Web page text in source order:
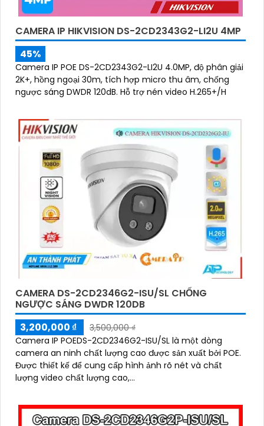
CAMERA IP HIKVISION DS-2CD2343G2-LI2U 4MP
45%
Camera IP POE DS-2CD2343G2-LI2U 4.0MP, độ phân giải
2K+, hồng ngoại 30m, tích hợp micro thu âm, chống
ngược sáng DWDR 120dB. Hỗ trợ nén video H.265+/H
CAMERA DS-2CD2346G2-ISU/SL CHỐNG
NGƯỢC SÁNG DWDR 120DB
3,200,000 ₫
3,500,000 ₫
Camera IP POEDS-2CD2346G2-ISU/SL là một dòng
camera an ninh chất lượng cao được sản xuất bởi POE.
Được thiết kế để cung cấp hình ảnh rõ nét và chất
lượng video chất lượng cao,...